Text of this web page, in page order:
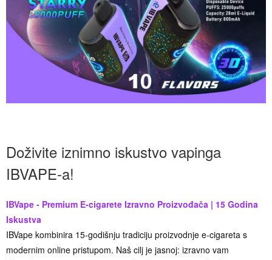
Doživite iznimno iskustvo vapinga
IBVAPE-a!
IBVape - Premium E-cigarete Izravno Proizvođača | 15 Godina
Iskustva
IBVape kombinira 15-godišnju tradiciju proizvodnje e-cigareta s
modernim online pristupom. Naš cilj je jasnoj: izravno vam